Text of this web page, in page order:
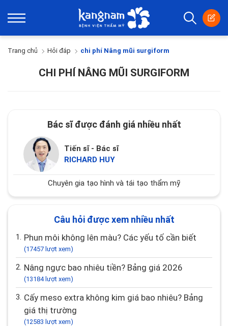
Trang chủ Hỏi đáp chi phí Nâng mũi surgiform
CHI PHÍ NÂNG MŨI SURGIFORM
Bác sĩ được đánh giá nhiều nhất
Tiến sĩ - Bác sĩ
RICHARD HUY
Chuyên gia tạo hình và tái tạo thẩm mỹ
Câu hỏi được xem nhiều nhất
1. Phun môi không lên màu? Các yếu tố cần biết
(17457 lượt xem)
2. Nâng ngực bao nhiêu tiền? Bảng giá 2026
(13184 lượt xem)
3. Cấy meso extra không kim giá bao nhiêu? Bảng
giá thị trường
(12583 lượt xem)